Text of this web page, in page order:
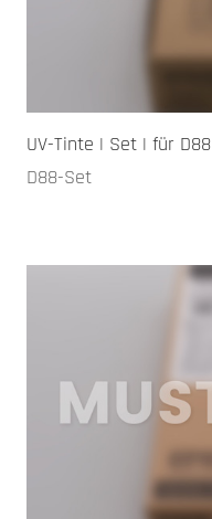
UV-Tinte | Set | für D88
D88-Set